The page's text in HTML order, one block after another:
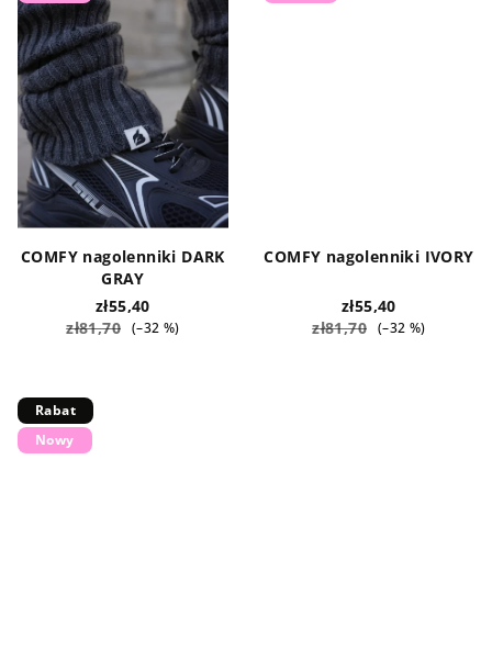
COMFY nagolenniki DARK
GRAY
zł55,40
zł81,70 (–32 %)
COMFY nagolenniki IVORY
zł55,40
zł81,70 (–32 %)
Rabat
Nowy